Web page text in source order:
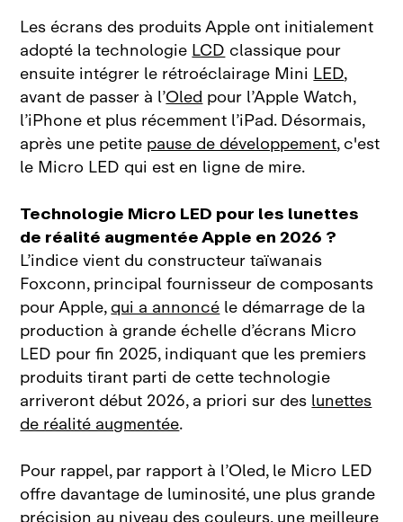
Les écrans des produits Apple ont initialement
adopté la technologieLCDclassique pour
ensuite intégrer le rétroéclairage MiniLED,
avant de passer à l’Oledpour l’Apple Watch,
l’iPhone et plus récemment l’iPad. Désormais,
après une petite pause de développement, c'est
le Micro LED qui est en ligne de mire.
Technologie Micro LED pour les lunettes
de réalité augmentée Apple en 2026 ?
L’indice vient du constructeur taïwanais
Foxconn, principal fournisseur de composants
pour Apple,qui a annoncéle démarrage de la
production à grande échelle d’écrans Micro
LED pour fin 2025, indiquant que les premiers
produits tirant parti de cette technologie
arriveront début 2026, a priori sur deslunettes
de réalité augmentée.
Pour rappel, par rapport à l’Oled, le Micro LED
offre davantage de luminosité, une plus grande